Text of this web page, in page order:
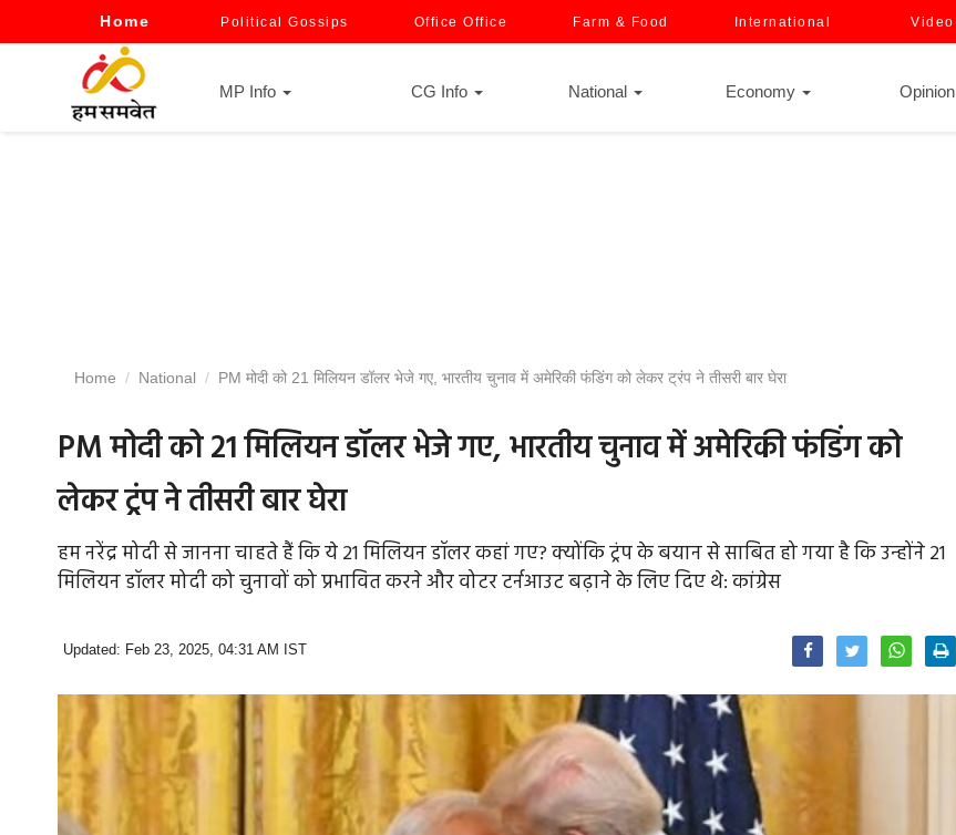
Home Political Gossips Office Office Farm & Food International Video
MP Info CG Info National Economy Opinion
Home National PM मोदी को 21 मिलियन डॉलर भेजे गए, भारतीय चुनाव में अमेरिकी फंडिंग को लेकर ट्रंप ने तीसरी बार घेरा
PM मोदी को 21 मिलियन डॉलर भेजे गए, भारतीय चुनाव में अमेरिकी फंडिंग को
लेकर ट्रंप ने तीसरी बार घेरा
हम नरेंद्र मोदी से जानना चाहते हैं कि ये 21 मिलियन डॉलर कहां गए? क्योंकि ट्रंप के बयान से साबित हो गया है कि उन्होंने 21
मिलियन डॉलर मोदी को चुनावों को प्रभावित करने और वोटर टर्नआउट बढ़ाने के लिए दिए थे: कांग्रेस
Updated: Feb 23, 2025, 04:31 AM IST